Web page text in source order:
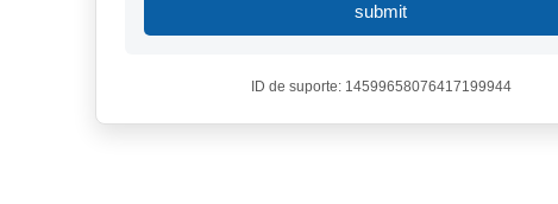
submit
ID de suporte: 14599658076417199944